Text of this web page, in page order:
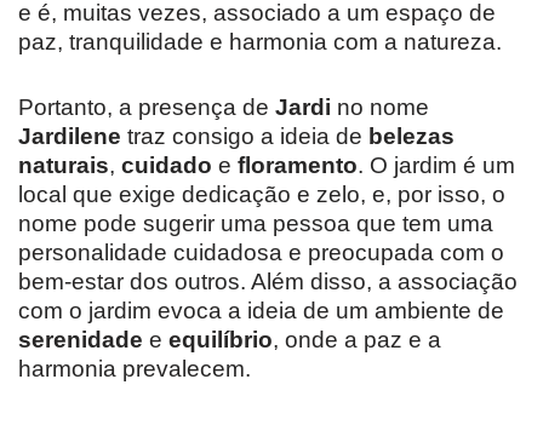
e é, muitas vezes, associado a um espaço de
paz, tranquilidade e harmonia com a natureza.
Portanto, a presença de Jardi no nome
Jardilene traz consigo a ideia de belezas
naturais, cuidado e floramento. O jardim é um
local que exige dedicação e zelo, e, por isso, o
nome pode sugerir uma pessoa que tem uma
personalidade cuidadosa e preocupada com o
bem-estar dos outros. Além disso, a associação
com o jardim evoca a ideia de um ambiente de
serenidade e equilíbrio, onde a paz e a
harmonia prevalecem.